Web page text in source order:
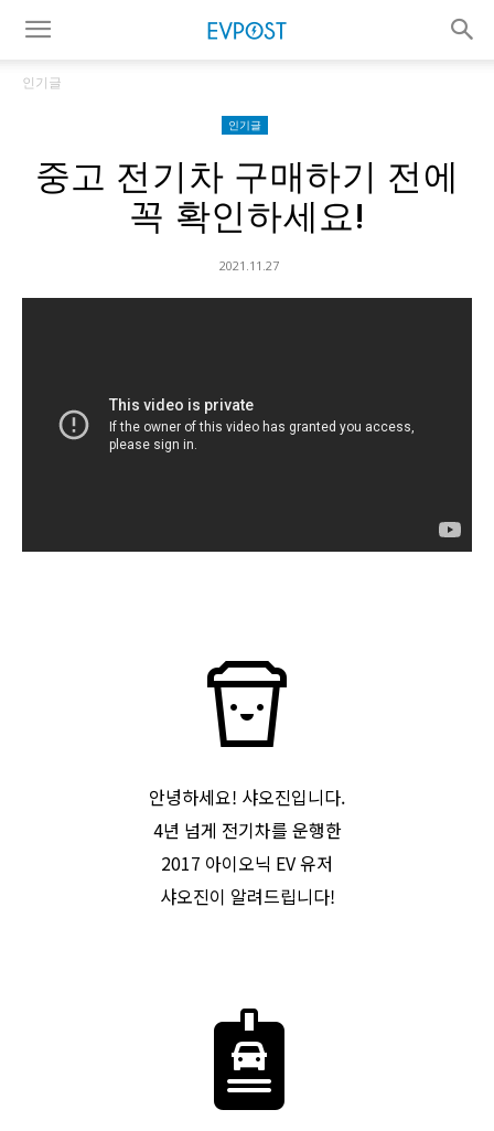
인기글
인기글
중고 전기차 구매하기 전에
꼭 확인하세요!
2021.11.27
안녕하세요! 샤오진입니다.
4년 넘게 전기차를 운행한
2017 아이오닉 EV 유저
샤오진이 알려드립니다!